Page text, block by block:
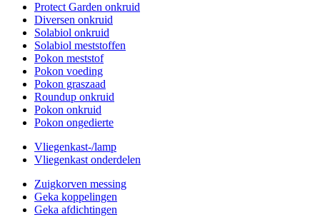
Protect Garden onkruid
Diversen onkruid
Solabiol onkruid
Solabiol meststoffen
Pokon meststof
Pokon voeding
Pokon graszaad
Roundup onkruid
Pokon onkruid
Pokon ongedierte
Vliegenkast-/lamp
Vliegenkast onderdelen
Zuigkorven messing
Geka koppelingen
Geka afdichtingen